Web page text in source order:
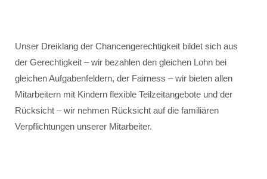
Unser Dreiklang der Chancengerechtigkeit bildet sich aus
der Gerechtigkeit – wir bezahlen den gleichen Lohn bei
gleichen Aufgabenfeldern, der Fairness – wir bieten allen
Mitarbeitern mit Kindern flexible Teilzeitangebote und der
Rücksicht – wir nehmen Rücksicht auf die familiären
Verpflichtungen unserer Mitarbeiter.